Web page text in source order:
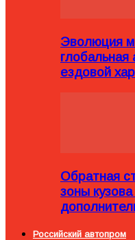
Эволюция
глобальная
ездовой
Обратная
зоны
Российский автопром